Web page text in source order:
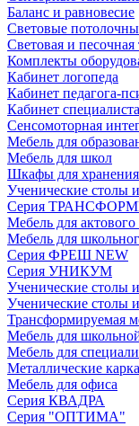
Баланс и равновесие
Световые
Световая и песочная
Комплекты
Кабинет логопеда
Кабинет педагога-
Кабинет
Сенсомоторная
Мебель для
Мебель для школ
Шкафы для хранения
Ученические столы
Серия
Мебель для актового
Мебель для
Серия ФРЕШ NEW
Серия УНИКУМ
Ученические столы
Ученические столы и
Трансформируемая
Мебель для
Мебель для
Металлические
Мебель для офиса
Серия КВАДРА
Серия "ОПТИМА"